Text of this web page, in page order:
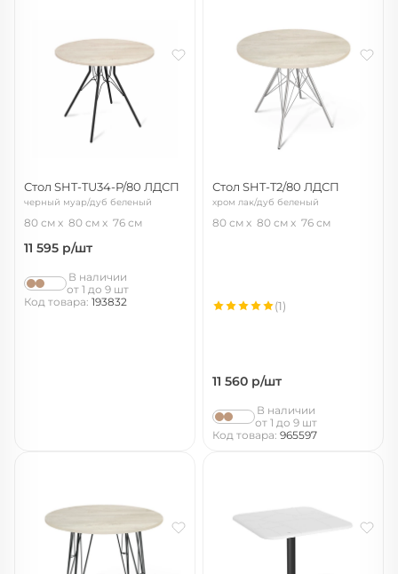
Стол SHT-TU34-P/80 ЛДСП
черный муар/дуб беленый
80 см 80 см 76 см
11 595 р/шт
В наличии
от 1 до 9 шт
Код товара: 193832
Стол SHT-T2/80 ЛДСП
хром лак/дуб беленый
80 см 80 см 76 см
11 560 р/шт
(1)
В наличии
от 1 до 9 шт
Код товара: 965597